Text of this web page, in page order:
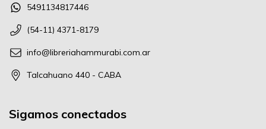
5491134817446
(54-11) 4371-8179
info@libreriahammurabi.com.ar
Talcahuano 440 - CABA
Sigamos conectados